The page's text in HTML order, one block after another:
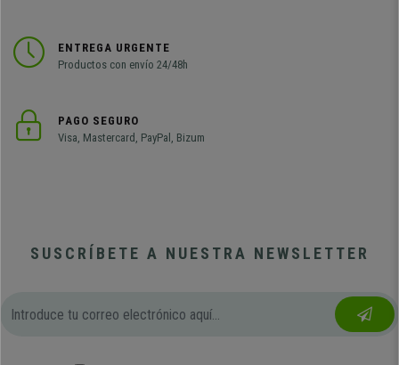
ENTREGA URGENTE
Productos con envío 24/48h
PAGO SEGURO
Visa, Mastercard, PayPal, Bizum
SUSCRÍBETE A NUESTRA NEWSLETTER